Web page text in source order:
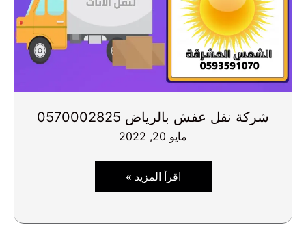
شركة نقل عفش بالرياض 0570002825
مايو 20, 2022
شركة
نقل
اقرأ المزيد »